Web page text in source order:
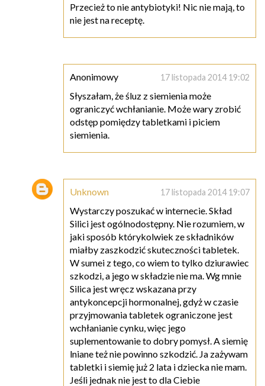
Przecież to nie antybiotyki! Nic nie mają, to
nie jest na receptę.
Anonimowy 17 listopada 2014 19:02
Słyszałam, że śluz z siemienia może
ograniczyć wchłanianie. Może wary zrobić
odstęp pomiędzy tabletkami i piciem
siemienia.
Unknown 17 listopada 2014 19:07
Wystarczy poszukać w internecie. Skład
Silici jest ogólnodostępny. Nie rozumiem, w
jaki sposób którykolwiek ze składników
miałby zaszkodzić skuteczności tabletek.
W sumei z tego, co wiem to tylko dziurawiec
szkodzi, a jego w składzie nie ma. Wg mnie
Silica jest wręcz wskazana przy
antykoncepcji hormonalnej, gdyż w czasie
przyjmowania tabletek ograniczone jest
wchłanianie cynku, więc jego
suplementowanie to dobry pomysł. A siemię
lniane też nie powinno szkodzić. Ja zażywam
tabletki i siemię już 2 lata i dziecka nie mam.
Jeśli jednak nie jest to dla Ciebie